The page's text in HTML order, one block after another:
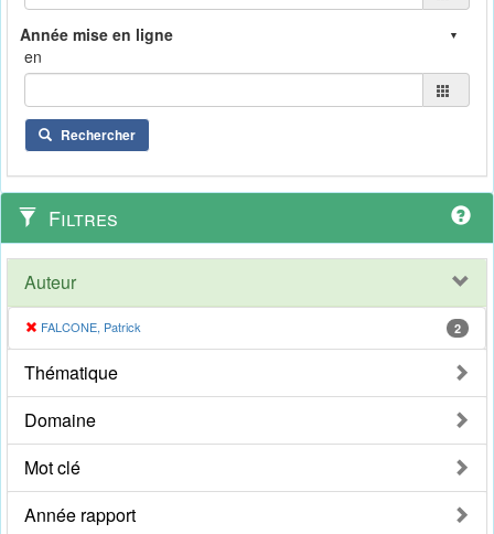
en
Rechercher
Filtres
Auteur
FALCONE, Patrick 2
Thématique
Domaine
Mot clé
Année rapport